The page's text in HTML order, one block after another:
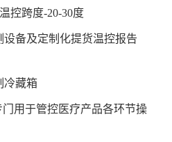
控跨度-20-30度
设备及定制化提货温控报告
冷藏箱
用于管控医疗产品各环节操